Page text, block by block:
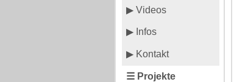
▶ Videos
▶ Infos
▶ Kontakt
☰ Projekte